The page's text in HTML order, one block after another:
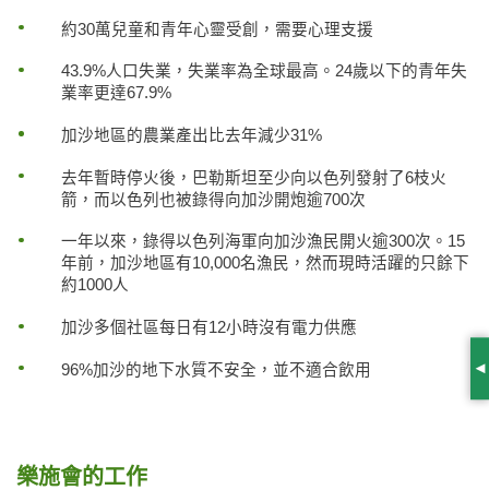
約30萬兒童和青年心靈受創，需要心理支援
43.9%人口失業，失業率為全球最高。24歲以下的青年失
業率更達67.9%
加沙地區的農業產出比去年減少31%
去年暫時停火後，巴勒斯坦至少向以色列發射了6枝火
箭，而以色列也被錄得向加沙開炮逾700次
一年以來，錄得以色列海軍向加沙漁民開火逾300次。15
年前，加沙地區有10,000名漁民，然而現時活躍的只餘下
約1000人
加沙多個社區每日有12小時沒有電力供應
96%加沙的地下水質不安全，並不適合飲用
樂施會的工作